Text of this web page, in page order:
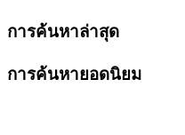
การค้นหาล่าสุด
การค้นหายอดนิยม